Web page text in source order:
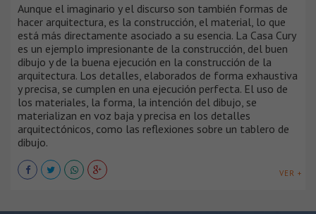
Aunque el imaginario y el discurso son también formas de
hacer arquitectura, es la construcción, el material, lo que
está más directamente asociado a su esencia. La Casa Cury
es un ejemplo impresionante de la construcción, del buen
dibujo y de la buena ejecución en la construcción de la
arquitectura. Los detalles, elaborados de forma exhaustiva
y precisa, se cumplen en una ejecución perfecta. El uso de
los materiales, la forma, la intención del dibujo, se
materializan en voz baja y precisa en los detalles
arquitectónicos, como las reflexiones sobre un tablero de
dibujo.
VER +